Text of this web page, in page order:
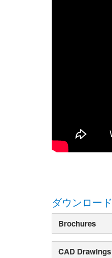
ダウンロード
Brochures
CAD Drawings